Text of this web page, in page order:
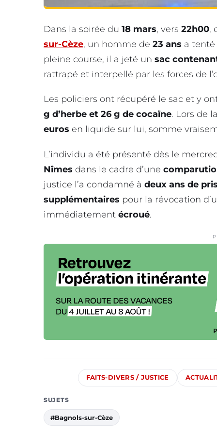
Dans la soirée du 18 mars, vers 22h00,
sur-Cèze, un homme de 23 ans a tenté
pleine course, il a jeté un sac
rattrapé et interpellé par les forces de
Les policiers ont récupéré le sac et y
g d’herbe et 26 g de cocaïne. Lors de
euros en liquide sur lui, somme
L’individu a été présenté dès le
Nîmes dans le cadre d’une
justice l’a condamné à deux ans de
supplémentaires pour la révocation
immédiatement écroué.
FAITS-DIVERS / JUSTICE
SUJETS
#Bagnols-sur-Cèze